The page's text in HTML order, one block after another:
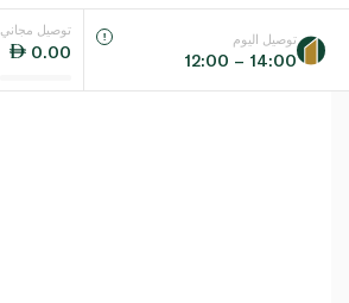
اللغة عر توصيل مجاني
0.00
توصيل اليوم
12:00 – 14:00